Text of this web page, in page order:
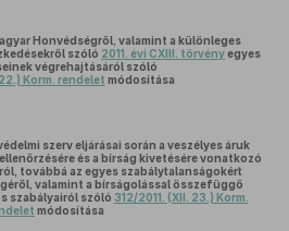
Honvédségről, valamint a különleges
szóló 2011. évi CXIII. törvényegyes
végrehajtásáról szóló
Korm. rendelet módosítása
szerv eljárásai során a veszélyes áruk
és a bírság kivetésére vonatkozó
továbbá az egyes szabálytalanságokért
valamint a bírságolással összefüggő
szabályairól szóló 312/2011. (XII. 23.) Korm.
módosítása